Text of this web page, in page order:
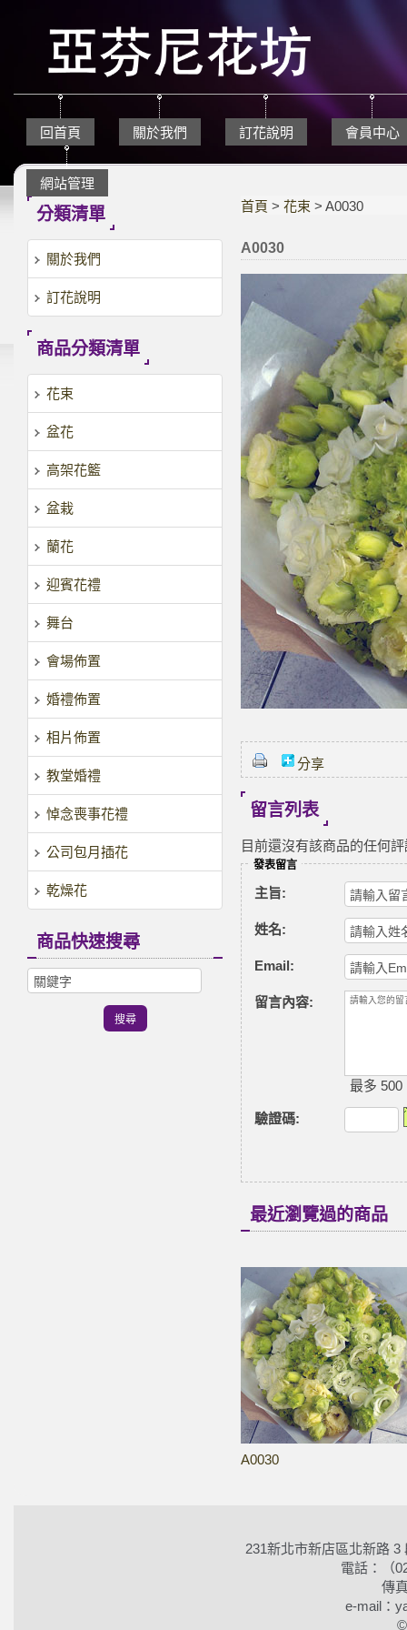
回首頁 關於我們 訂花說明 會員中心
網站管理
分類清單
關於我們
訂花說明
商品分類清單
花束
盆花
高架花籃
盆栽
蘭花
迎賓花禮
舞台
會場佈置
婚禮佈置
相片佈置
教堂婚禮
悼念喪事花禮
公司包月插花
乾燥花
商品快速搜尋
首頁 >花束 > A0030
A0030
分享
留言列表
目前還沒有該商品的任何
發表留言
主旨:
姓名:
Email:
留言內容:
最多 500
驗證碼:
最近瀏覽過的商品
A0030
231新北市新店區北新路
電話：（
傳
e-mail：